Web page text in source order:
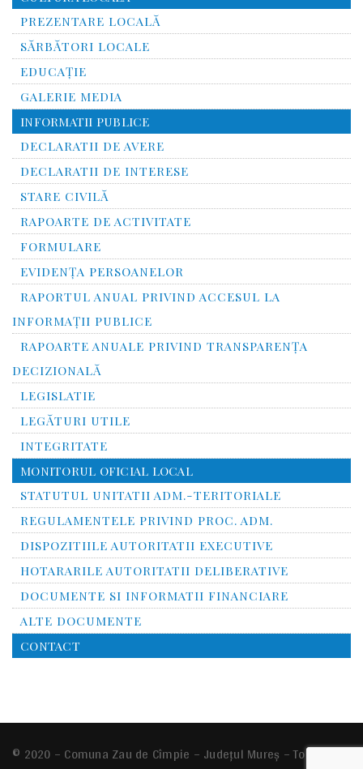
PREZENTARE LOCALĂ
SĂRBĂTORI LOCALE
EDUCAȚIE
GALERIE MEDIA
INFORMATII PUBLICE
DECLARATII DE AVERE
DECLARATII DE INTERESE
STARE CIVILĂ
RAPOARTE DE ACTIVITATE
FORMULARE
EVIDENȚA PERSOANELOR
RAPORTUL ANUAL PRIVIND ACCESUL LA
INFORMAŢII PUBLICE
RAPOARTE ANUALE PRIVIND TRANSPARENŢA
DECIZIONALĂ
LEGISLATIE
LEGĂTURI UTILE
INTEGRITATE
MONITORUL OFICIAL LOCAL
STATUTUL UNITATII ADM.-TERITORIALE
REGULAMENTELE PRIVIND PROC. ADM.
DISPOZITIILE AUTORITATII EXECUTIVE
HOTARARILE AUTORITATII DELIBERATIVE
DOCUMENTE SI INFORMATII FINANCIARE
ALTE DOCUMENTE
CONTACT
© 2020 – Comuna Zau de Cîmpie – Județul Mureș – Toate